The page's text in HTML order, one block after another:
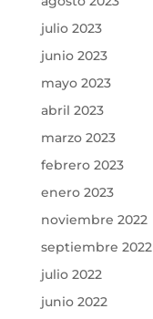
julio 2023
junio 2023
mayo 2023
abril 2023
marzo 2023
febrero 2023
enero 2023
noviembre 2022
septiembre 2022
julio 2022
junio 2022